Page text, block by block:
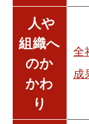
人や
組織へ
のか
かわ
り
全
成